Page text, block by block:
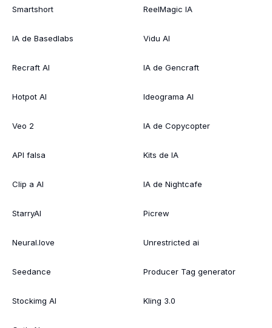
Smartshort
IA de Basedlabs
Recraft AI
Hotpot AI
Veo 2
API falsa
Clip a AI
StarryAI
Neural.love
Seedance
Stockimg AI
ReelMagic IA
Vidu AI
IA de Gencraft
Ideograma AI
IA de Copycopter
Kits de IA
IA de Nightcafe
Picrew
Unrestricted ai
Producer Tag generator
Kling 3.0